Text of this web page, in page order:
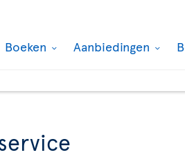
Boeken Aanbiedingen